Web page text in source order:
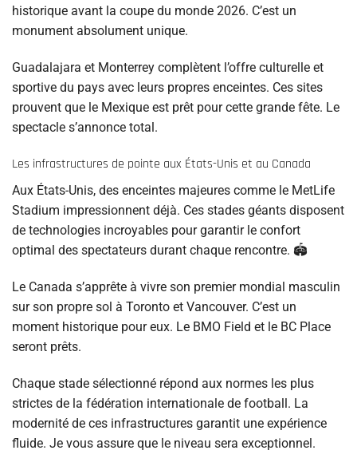
historique avant la coupe du monde 2026. C’est un
monument absolument unique.
Guadalajara et Monterrey complètent l’offre culturelle et
sportive du pays avec leurs propres enceintes. Ces sites
prouvent que le Mexique est prêt pour cette grande fête. Le
spectacle s’annonce total.
Les infrastructures de pointe aux États-Unis et au Canada
Aux États-Unis, des enceintes majeures comme le MetLife
Stadium impressionnent déjà. Ces stades géants disposent
de technologies incroyables pour garantir le confort
optimal des spectateurs durant chaque rencontre. 🏟️
Le Canada s’apprête à vivre son premier mondial masculin
sur son propre sol à Toronto et Vancouver. C’est un
moment historique pour eux. Le BMO Field et le BC Place
seront prêts.
Chaque stade sélectionné répond aux normes les plus
strictes de la fédération internationale de football. La
modernité de ces infrastructures garantit une expérience
fluide. Je vous assure que le niveau sera exceptionnel.